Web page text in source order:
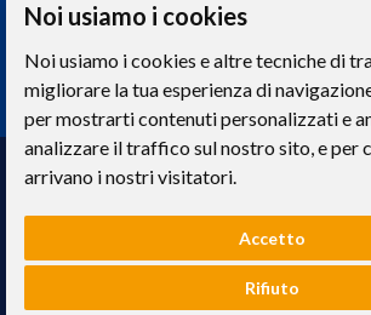
Noi usiamo i cookies
Noi usiamo i cookies e altre tecniche di
migliorare la tua esperienza di
per mostrarti contenuti personalizzati e
analizzare il traffico sul nostro sito, e per
arrivano i nostri visitatori.
Accetto
Rifiuto
Ignas Tour S.p.A.
Largo Cesare Battisti, 28 - 39044 Egna (BZ) - Italia
P.IVA: 01652670215
Memetic srl- Via Pasqui 28 - 38068 Rovereto (TN)
Le foto e le immagini riprodotte sul sito hanno valore